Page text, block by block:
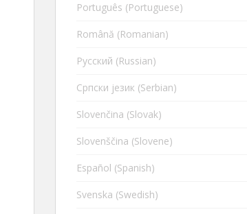
Português (Portuguese)
Română (Romanian)
Русский (Russian)
Cрпски језик (Serbian)
Slovenčina (Slovak)
Slovenščina (Slovene)
Español (Spanish)
Svenska (Swedish)